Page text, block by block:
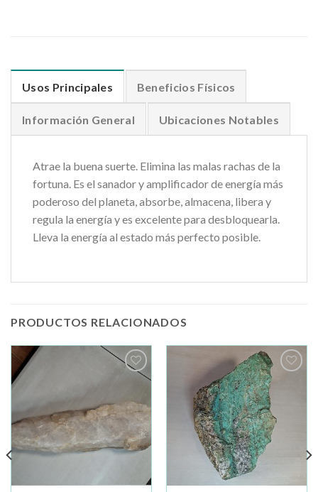
Usos Principales Beneficios Físicos
Información General Ubicaciones Notables
Atrae la buena suerte. Elimina las malas rachas de la
fortuna. Es el sanador y amplificador de energía más
poderoso del planeta, absorbe, almacena, libera y
regula la energía y es excelente para desbloquearla.
Lleva la energía al estado más perfecto posible.
PRODUCTOS RELACIONADOS
lista de
deseos
deseos